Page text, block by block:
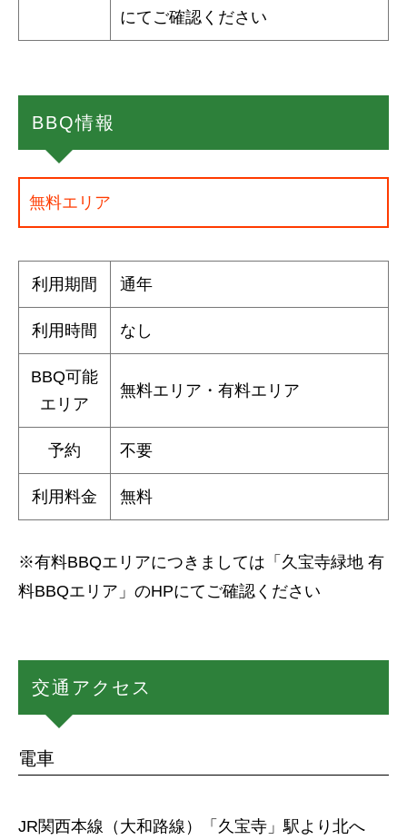
にてご確認ください
BBQ情報
無料エリア
利用期間 通年
利用時間 なし
BBQ可能
エリア
無料エリア・有料エリア
予約 不要
利用料金 無料
※有料BBQエリアにつきましては「久宝寺緑地 有
料BBQエリア」のHPにてご確認ください
交通アクセス
電車
JR関西本線（大和路線）「久宝寺」駅より北へ